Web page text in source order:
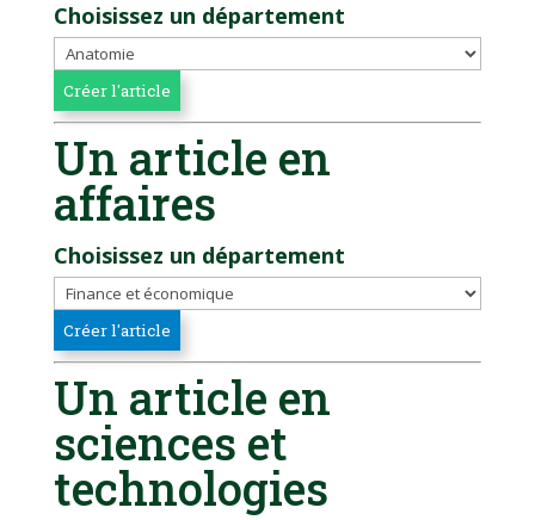
Choisissez un département
Un article en
affaires
Choisissez un département
Un article en
sciences et
technologies